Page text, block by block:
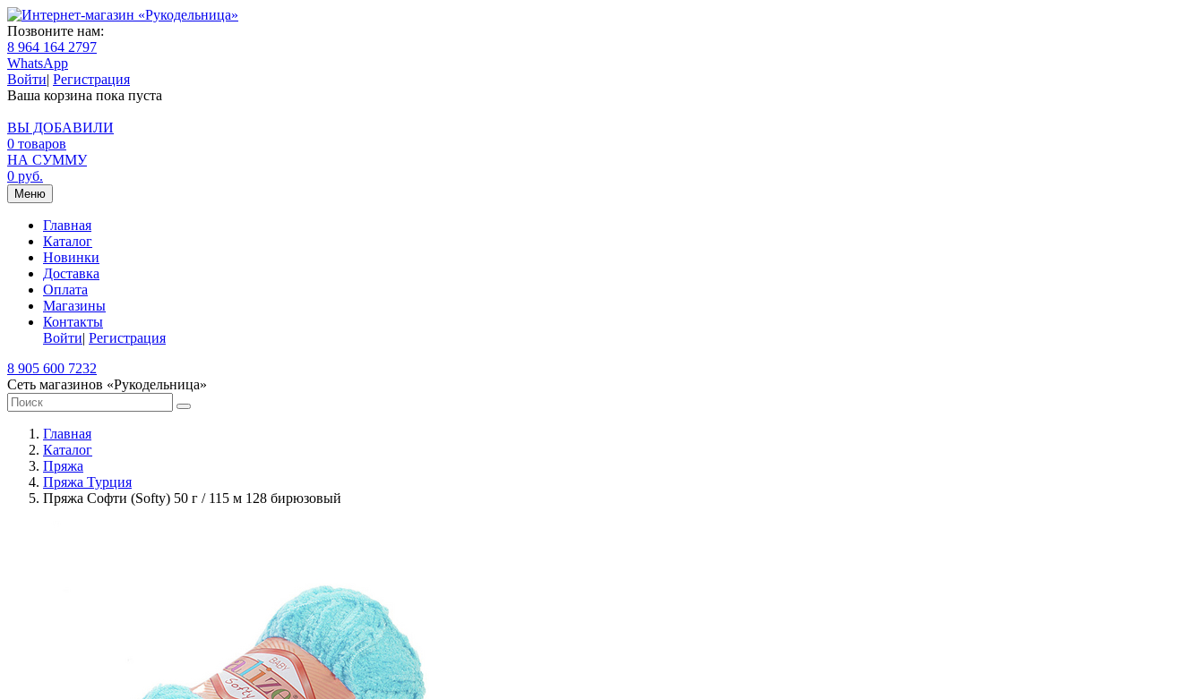
Позвоните нам:
8 964 164 2797
WhatsApp
Войти| Регистрация
Ваша корзина пока пуста
ВЫ ДОБАВИЛИ
0 товаров
НА СУММУ
0 руб.
Меню
Главная
Каталог
Новинки
Доставка
Оплата
Магазины
Контакты
Войти| Регистрация
8 905 600 7232
Сеть магазинов «Рукодельница»
Главная
Каталог
Пряжа
Пряжа Турция
Пряжа Софти (Softy) 50 г / 115 м 128 бирюзовый